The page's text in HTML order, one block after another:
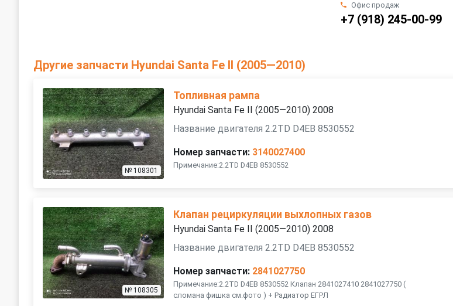
Офис продаж
+7 (918) 245-00-99
Другие запчасти Hyundai Santa Fe II (2005—2010)
№ 108301
Топливная рампа
Hyundai Santa Fe II (2005—2010) 2008
Название двигателя 2.2TD D4EB 8530552
Номер запчасти: 3140027400
Примечание:2.2TD D4EB 8530552
№ 108305
Клапан рециркуляции выхлопных газов
Hyundai Santa Fe II (2005—2010) 2008
Название двигателя 2.2TD D4EB 8530552
Номер запчасти: 2841027750
Примечание:2.2TD D4EB 8530552 Клапан 2841027410 2841027750 (
сломана фишка см.фото ) + Радиатор ЕГРЛ